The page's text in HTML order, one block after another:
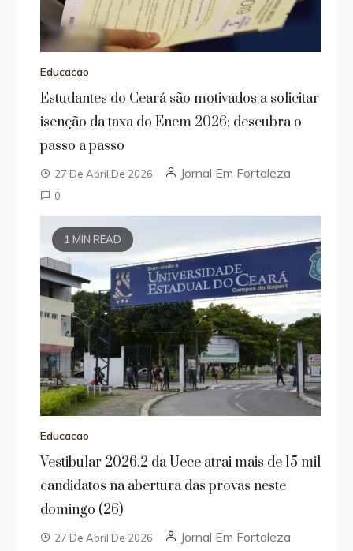
Educacao
Estudantes do Ceará são motivados a solicitar
isenção da taxa do Enem 2026; descubra o
passo a passo
27 De Abril De 2026 Jornal Em Fortaleza
0
1 MIN READ
Educacao
Vestibular 2026.2 da Uece atrai mais de 15 mil
candidatos na abertura das provas neste
domingo (26)
27 De Abril De 2026 Jornal Em Fortaleza